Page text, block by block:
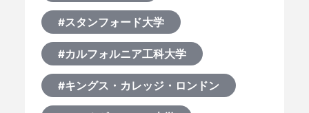
#スタンフォード大学
#カルフォルニア工科大学
#キングス・カレッジ・ロンドン